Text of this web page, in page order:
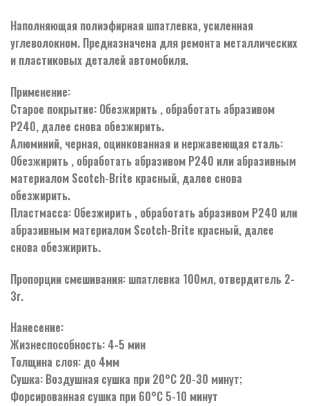
Наполняющая полиэфирная шпатлевка, усиленная
углеволокном. Предназначена для ремонта металлических
и пластиковых деталей автомобиля.
Применение:
Старое покрытие: Обезжирить , обработать абразивом
Р240, далее снова обезжирить.
Алюминий, черная, оцинкованная и нержавеющая сталь:
Обезжирить , обработать абразивом Р240 или абразивным
материалом Scotch-Brite красный, далее снова
обезжирить.
Пластмасса: Обезжирить , обработать абразивом Р240 или
абразивным материалом Scotch-Brite красный, далее
снова обезжирить.
Пропорции смешивания: шпатлевка 100мл, отвердитель 2-
3г.
Нанесение:
Жизнеспособность: 4-5 мин
Толщина слоя: до 4мм
Сушка: Воздушная сушка при 20°С 20-30 минут;
Форсированная сушка при 60°С 5-10 минут